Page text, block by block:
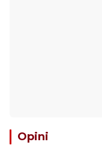
Opini